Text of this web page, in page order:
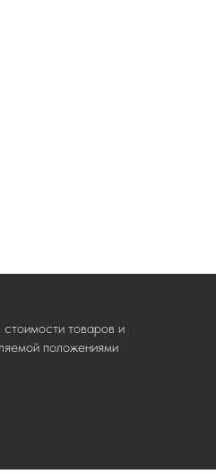
товаров и
положениями